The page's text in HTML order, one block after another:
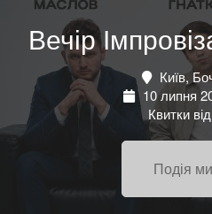
Вечір
Київ,
10 липня
Квитки
Подія